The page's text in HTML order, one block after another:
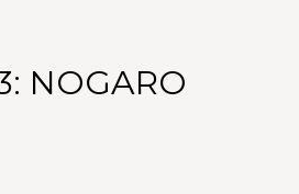
NOGARO